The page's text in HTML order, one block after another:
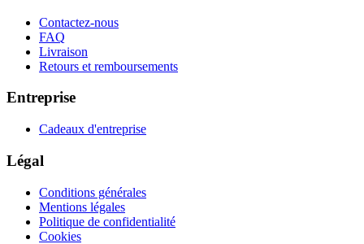
Contactez-nous
FAQ
Livraison
Retours et remboursements
Entreprise
Cadeaux d'entreprise
Légal
Conditions générales
Mentions légales
Politique de confidentialité
Cookies